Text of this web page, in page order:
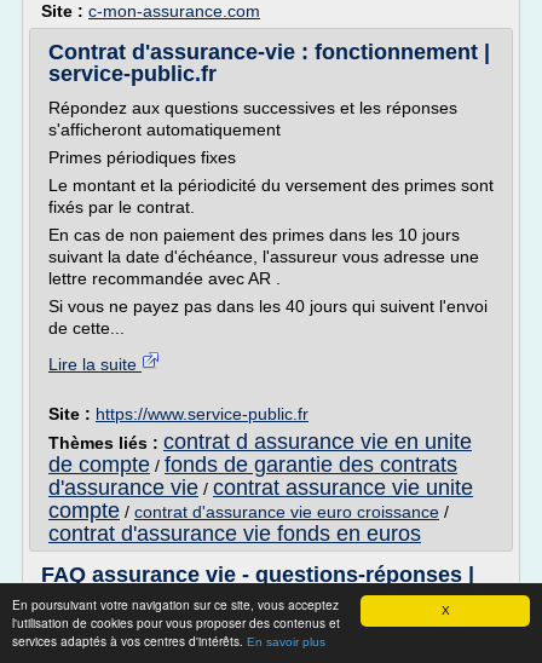
X
En poursuivant votre navigation sur ce site, vous acceptez
l'utilisation de cookies pour vous proposer des contenus et
services adaptés à vos centres d'intérêts. En savoir plus
Site : c-mon-assurance.com
Contrat d'assurance-vie : fonctionnement |
service-public.fr
Répondez aux questions successives et les réponses
s'afficheront automatiquement
Primes périodiques fixes
Le montant et la périodicité du versement des primes sont
fixés par le contrat.
En cas de non paiement des primes dans les 10 jours
suivant la date d'échéance, l'assureur vous adresse une
lettre recommandée avec AR .
Si vous ne payez pas dans les 40 jours qui suivent l'envoi
de cette...
Lire la suite
Site : https://www.service-public.fr
Thèmes liés : contrat d assurance vie en unite
de compte / fonds de garantie des contrats
d'assurance vie / contrat assurance vie unite
compte / contrat d'assurance vie euro croissance /
contrat d'assurance vie fonds en euros
FAQ assurance vie - questions-réponses |
Epargne Actuelle
Pour souscrire un contrat d'assurance vie Afer pour un
enfant mineur, il vous suffit de compléter le formulaire dédié